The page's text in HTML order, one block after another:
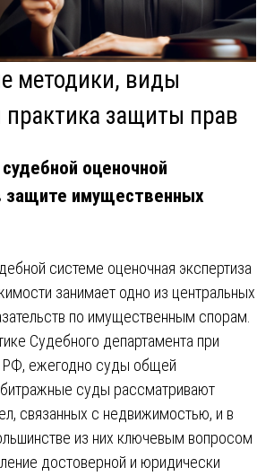
методики, виды
практика защиты прав
оценочной
защите имущественных
системе оценочная экспертиза
занимает одно из центральных
по имущественным спорам.
Судебного департамента при
ежегодно суды общей
суды рассматривают
связанных с недвижимостью, и в
из них ключевым вопросом
достоверной и юридически